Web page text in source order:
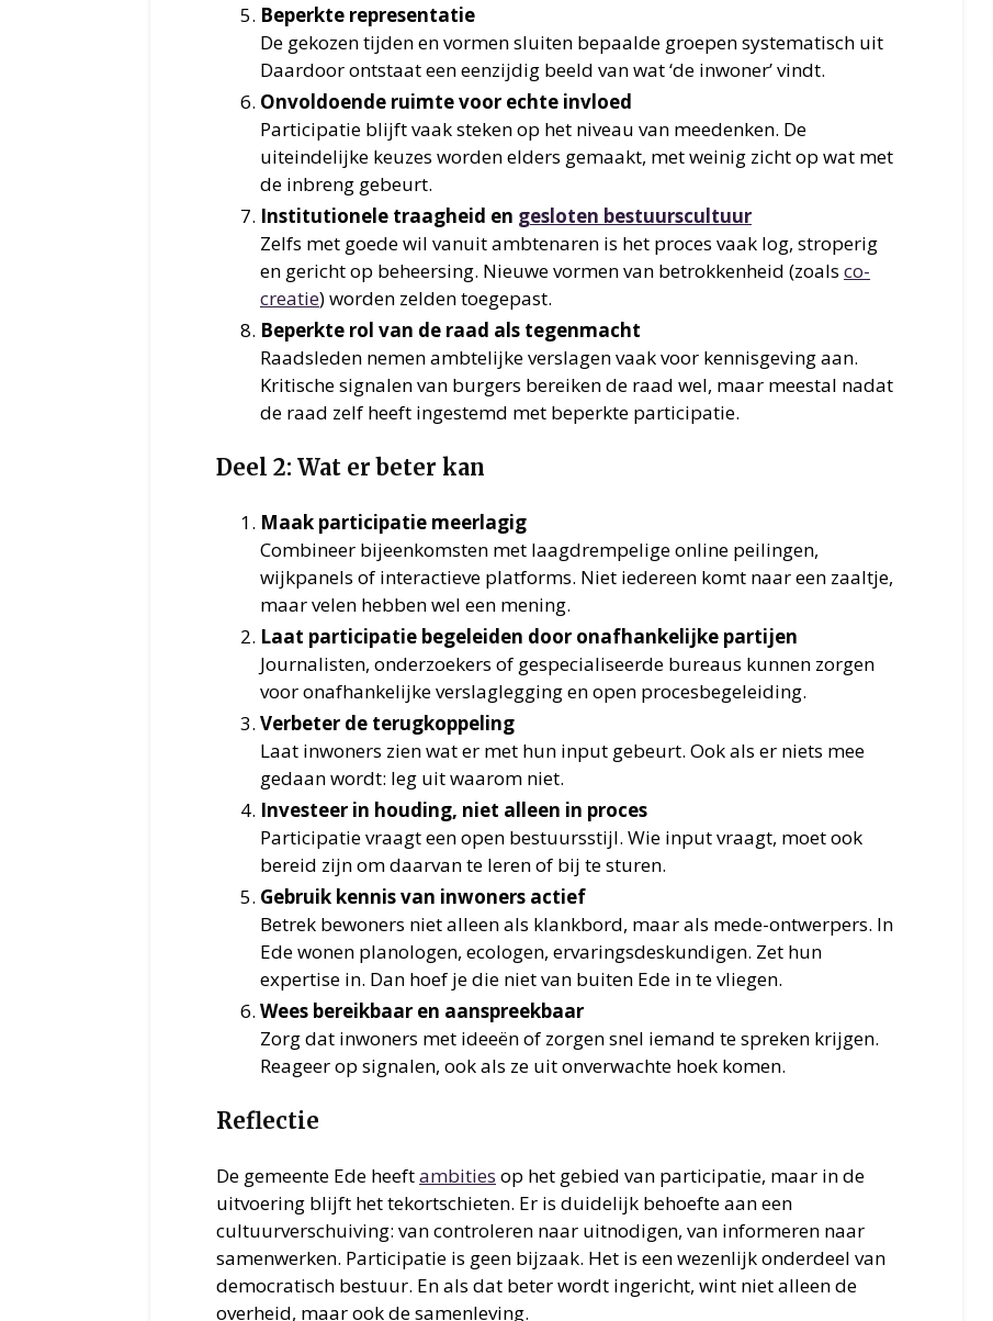
Beperkte representatie
De gekozen tijden en vormen sluiten bepaalde groepen systematisch uit
Daardoor ontstaat een eenzijdig beeld van wat ‘de inwoner’ vindt.
Onvoldoende ruimte voor echte invloed
Participatie blijft vaak steken op het niveau van meedenken. De
uiteindelijke keuzes worden elders gemaakt, met weinig zicht op wat met
de inbreng gebeurt.
Institutionele traagheid en gesloten bestuurscultuur
Zelfs met goede wil vanuit ambtenaren is het proces vaak log, stroperig
en gericht op beheersing. Nieuwe vormen van betrokkenheid (zoals co-
creatie) worden zelden toegepast.
Beperkte rol van de raad als tegenmacht
Raadsleden nemen ambtelijke verslagen vaak voor kennisgeving aan.
Kritische signalen van burgers bereiken de raad wel, maar meestal nadat
de raad zelf heeft ingestemd met beperkte participatie.
Deel 2: Wat er beter kan
Maak participatie meerlagig
Combineer bijeenkomsten met laagdrempelige online peilingen,
wijkpanels of interactieve platforms. Niet iedereen komt naar een zaaltje,
maar velen hebben wel een mening.
Laat participatie begeleiden door onafhankelijke partijen
Journalisten, onderzoekers of gespecialiseerde bureaus kunnen zorgen
voor onafhankelijke verslaglegging en open procesbegeleiding.
Verbeter de terugkoppeling
Laat inwoners zien wat er met hun input gebeurt. Ook als er niets mee
gedaan wordt: leg uit waarom niet.
Investeer in houding, niet alleen in proces
Participatie vraagt een open bestuursstijl. Wie input vraagt, moet ook
bereid zijn om daarvan te leren of bij te sturen.
Gebruik kennis van inwoners actief
Betrek bewoners niet alleen als klankbord, maar als mede-ontwerpers. In
Ede wonen planologen, ecologen, ervaringsdeskundigen. Zet hun
expertise in. Dan hoef je die niet van buiten Ede in te vliegen.
Wees bereikbaar en aanspreekbaar
Zorg dat inwoners met ideeën of zorgen snel iemand te spreken krijgen.
Reageer op signalen, ook als ze uit onverwachte hoek komen.
Reflectie
De gemeente Ede heeftambities op het gebied van participatie, maar in de
uitvoering blijft het tekortschieten. Er is duidelijk behoefte aan een
cultuurverschuiving: van controleren naar uitnodigen, van informeren naar
samenwerken. Participatie is geen bijzaak. Het is een wezenlijk onderdeel van
democratisch bestuur. En als dat beter wordt ingericht, wint niet alleen de
overheid, maar ook de samenleving.